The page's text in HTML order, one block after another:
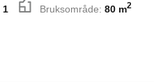
1 Bruksområde: 80 m2